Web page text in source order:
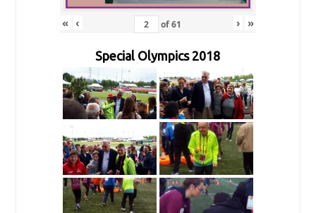
« ‹ of61 › »
Special Olympics 2018